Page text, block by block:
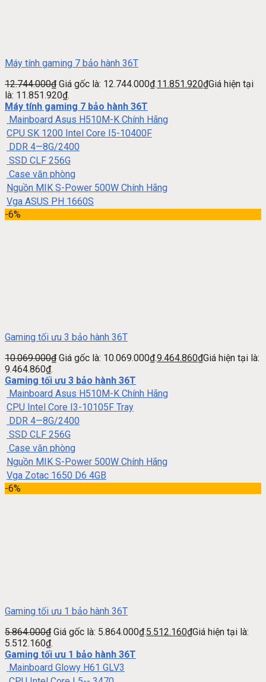
Máy tính gaming 7 bảo hành 36T
12.744.000₫ Giá gốc là: 12.744.000₫.11.851.920₫Giá hiện tại
là: 11.851.920₫.
Máy tính gaming 7 bảo hành 36T
Mainboard Asus H510M-K Chính Hãng
CPU SK 1200 Intel Core I5-10400F
DDR 4—8G/2400
SSD CLF 256G
Case văn phòng
Nguồn MIK S-Power 500W Chính Hãng
Vga ASUS PH 1660S
-6%
Gaming tối ưu 3 bảo hành 36T
10.069.000₫ Giá gốc là: 10.069.000₫.9.464.860₫Giá hiện tại là:
9.464.860₫.
Gaming tối ưu 3 bảo hành 36T
Mainboard Asus H510M-K Chính Hãng
CPU Intel Core I3-10105F Tray
DDR 4—8G/2400
SSD CLF 256G
Case văn phòng
Nguồn MIK S-Power 500W Chính Hãng
Vga Zotac 1650 D6 4GB
-6%
Gaming tối ưu 1 bảo hành 36T
5.864.000₫ Giá gốc là: 5.864.000₫.5.512.160₫Giá hiện tại là:
5.512.160₫.
Gaming tối ưu 1 bảo hành 36T
Mainboard Glowy H61 GLV3